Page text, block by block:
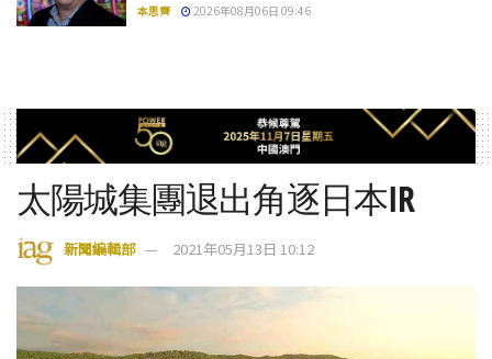
本思齊 2026年08月06日 09:46
太陽城集團退出角逐日本IR
新聞編輯部 2021年05月13日 10:12